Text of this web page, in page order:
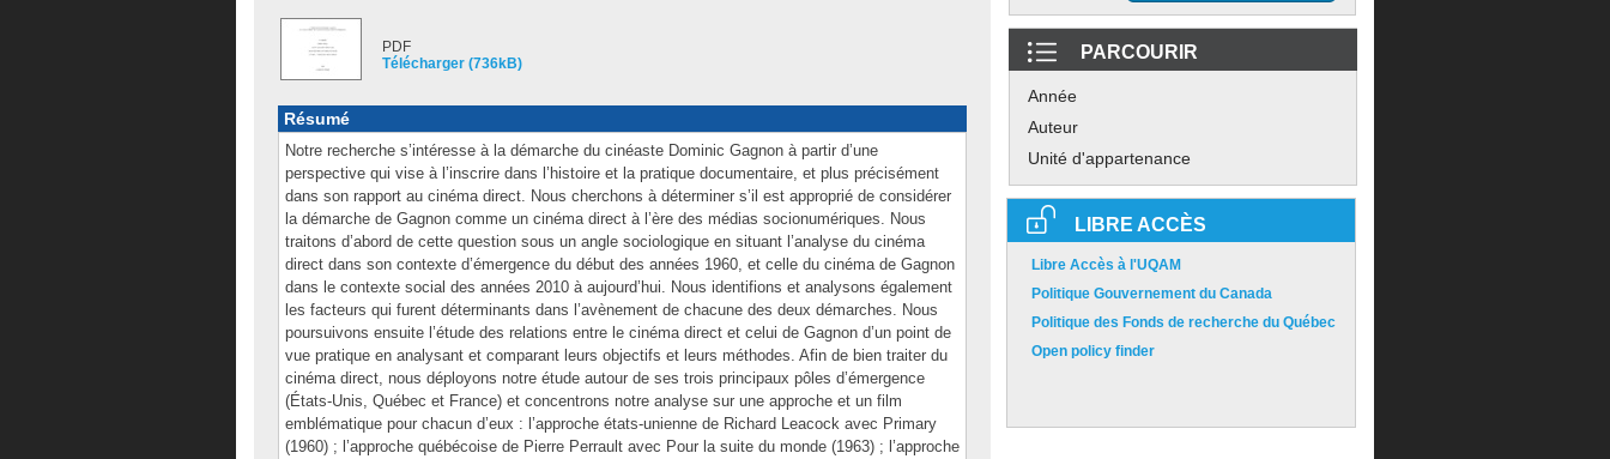
PDF
Télécharger (736kB)
Résumé
Notre recherche s’intéresse à la démarche du cinéaste Dominic Gagnon à partir d’une
perspective qui vise à l’inscrire dans l’histoire et la pratique documentaire, et plus précisément
dans son rapport au cinéma direct. Nous cherchons à déterminer s’il est approprié de considérer
la démarche de Gagnon comme un cinéma direct à l’ère des médias socionumériques. Nous
traitons d’abord de cette question sous un angle sociologique en situant l’analyse du cinéma
direct dans son contexte d’émergence du début des années 1960, et celle du cinéma de Gagnon
dans le contexte social des années 2010 à aujourd’hui. Nous identifions et analysons également
les facteurs qui furent déterminants dans l’avènement de chacune des deux démarches. Nous
poursuivons ensuite l’étude des relations entre le cinéma direct et celui de Gagnon d’un point de
vue pratique en analysant et comparant leurs objectifs et leurs méthodes. Afin de bien traiter du
cinéma direct, nous déployons notre étude autour de ses trois principaux pôles d’émergence
(États-Unis, Québec et France) et concentrons notre analyse sur une approche et un film
emblématique pour chacun d’eux : l’approche états-unienne de Richard Leacock avec Primary
(1960) ; l’approche québécoise de Pierre Perrault avec Pour la suite du monde (1963) ; l’approche
PARCOURIR
Année
Auteur
Unité d'appartenance
LIBRE ACCÈS
Libre Accès à l'UQAM
Politique Gouvernement du Canada
Politique des Fonds de recherche du Québec
Open policy finder